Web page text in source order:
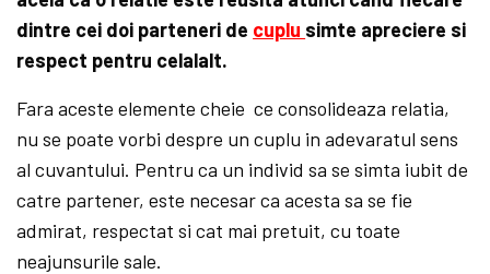
dintre cei doi parteneri de cuplu simte apreciere si
respect pentru celalalt.
Fara aceste elemente cheie ce consolideaza relatia,
nu se poate vorbi despre un cuplu in adevaratul sens
al cuvantului. Pentru ca un individ sa se simta iubit de
catre partener, este necesar ca acesta sa se fie
admirat, respectat si cat mai pretuit, cu toate
neajunsurile sale.